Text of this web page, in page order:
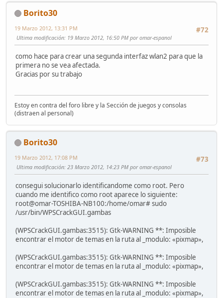
Borito30
#72
19 Marzo 2012, 13:31 PM
Ultima modificación: 19 Marzo 2012, 16:50 PM por omar-espanol
como hace para crear una segunda interfaz wlan2 para que la
primera no se vea afectada.
Gracias por su trabajo
Estoy en contra del foro libre y la Sección de juegos y consolas
(distraen al personal)
Borito30
#73
19 Marzo 2012, 17:08 PM
Ultima modificación: 23 Marzo 2012, 14:23 PM por omar-espanol
consegui solucionarlo identificandome como root. Pero
cuando me identifico como root aparece lo siguiente:
root@omar-TOSHIBA-NB100:/home/omar# sudo
/usr/bin/WPSCrackGUI.gambas
(WPSCrackGUI.gambas:3515): Gtk-WARNING **: Imposible
encontrar el motor de temas en la ruta al _modulo: «pixmap»,
(WPSCrackGUI.gambas:3515): Gtk-WARNING **: Imposible
encontrar el motor de temas en la ruta al _modulo: «pixmap»,
(WPSCrackGUI.gambas:3515): Gtk-WARNING **: Imposible
encontrar el motor de temas en la ruta al _modulo: «pixmap»,